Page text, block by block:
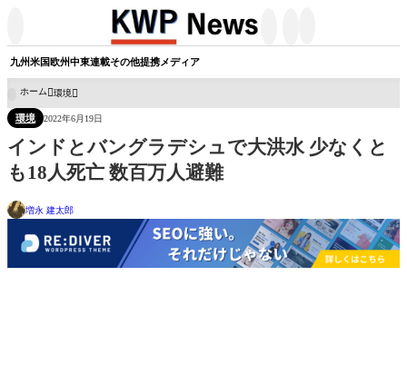
九州米国欧州中東連載その他提携メディア
ホーム 環境
環境 2022年6月19日
インドとバングラデシュで大洪水 少なくと
も18人死亡 数百万人避難
増永 建太郎